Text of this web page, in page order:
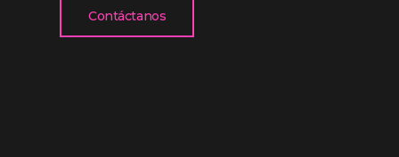
Contáctanos